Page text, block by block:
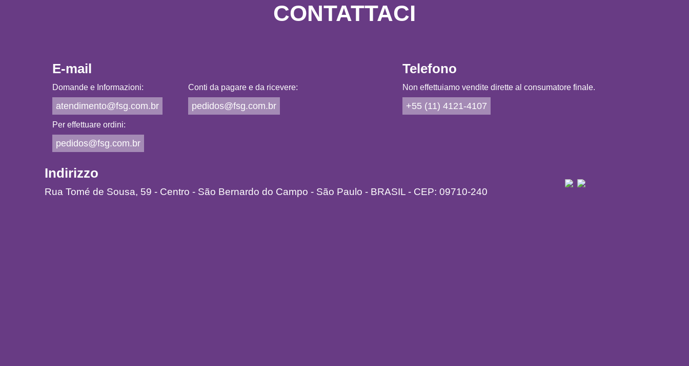
CONTATTACI
E-mail
Domande e Informazioni:
atendimento@fsg.com.br
Conti da pagare e da ricevere:
pedidos@fsg.com.br
Per effettuare ordini:
pedidos@fsg.com.br
Telefono
Non effettuiamo vendite dirette al consumatore finale.
+55 (11) 4121-4107
Indirizzo
Rua Tomé de Sousa, 59 - Centro - São Bernardo do Campo - São Paulo - BRASIL - CEP: 09710-240